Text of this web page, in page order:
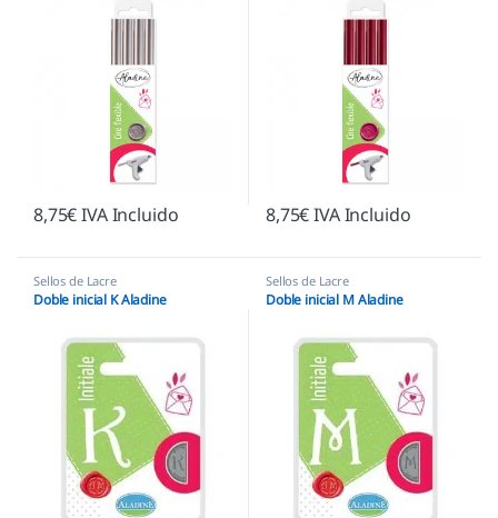
8,75€IVA Incluido 8,75€IVA Incluido
Sellos de Lacre
Doble inicial K Aladine
Sellos de Lacre
Doble inicial M Aladine